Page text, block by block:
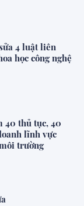
4 luật liên
học công nghệ
40 thủ tục, 40
lĩnh vực
trường